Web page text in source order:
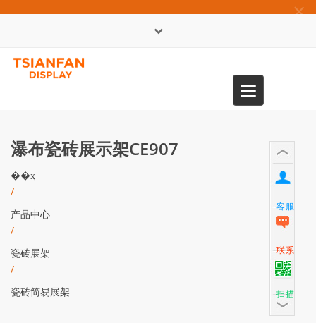
×
Toggle
navigation
瀑布瓷砖展示架CE907
��ҳ
/
产品中心
/
瓷砖展架
/
瓷砖简易展架
客服
联系
扫描